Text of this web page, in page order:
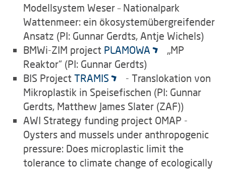
Modellsystem Weser – Nationalpark
Wattenmeer: ein ökosystemübergreifender
Ansatz (PI: Gunnar Gerdts, Antje Wichels)
BMWi-ZIM project PLAMOWA
„MP
Reaktor“ (PI: Gunnar Gerdts)
BIS Project TRAMIS
- Translokation von
Mikroplastik in Speisefischen (PI: Gunnar
Gerdts, Matthew James Slater (ZAF))
AWI Strategy funding project OMAP -
Oysters and mussels under anthropogenic
pressure: Does microplastic limit the
tolerance to climate change of ecologically